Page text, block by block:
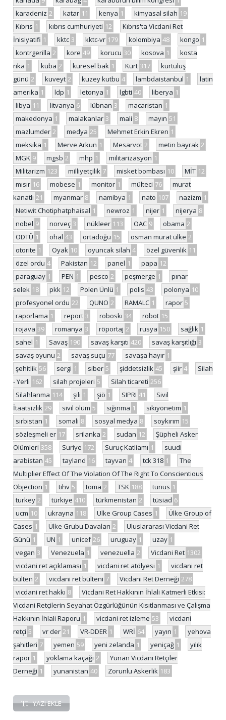
karadeniz 2 katar 11 kenya 1 kimyasal silah 19
Kıbrıs 1 kıbrıs cumhuriyeti 12
Kıbrıs'ta Vicdani Ret
İnisiyatifi 1 kktc 3 kktc-vr 179 kolombiya 48 kongo 1
kontrgerilla 2 kore 49 korucu 30 kosova 1
kosta
rika 1 küba 2 küresel bak 1 Kürt 317
kurtuluş
günü 2 kuveyt 2 kuzey kutbu 4 lambdaistanbul 1
latin
amerika 1 ldp 1 letonya 1 lgbti 40 liberya 1
libya 11 litvanya 6 lübnan 3 macaristan 1
makedonya 1 malakanlar 3 mali 8 mayın 51
mazlumder 2 medya 25 Mehmet Erkin Ekren 1
meksika 1 Merve Arkun 1 Mesarvot 2 metin bayrak 2
MGK 9 mgsb 2 mhp 1 militarizasyon 1
Militarizm 123 milliyetçilik 7 misket bombası 10 MİT 12
mısır 16 mobese 1 monitor 1 mülteci 76
murat
kanatlı 21 myanmar 8 namibya 1 nato 107 nazizm 1
Netiwit Chotiphatphaisal 1 newroz 1 nijer 1 nijerya 8
nobel 9 norveç 3 nükleer 113 OAC 9 obama 2
ODTÜ 1 ohal 43 ortadoğu 15 osman murat ülke 2
otorite 1 Oyak 10 oyuncak silah 4 özel güvenlik 11
özel ordu 4 Pakistan 12 panel 1 papa 12
paraguay 1 PEN 1 pesco 2 peşmerge 1
pınar
selek 18 pkk 12 Polen Ünlü 1 polis 43 polonya 10
profesyonel ordu 22 QUNO 2 RAMALC 1 rapor 5
raporlama 1 report 3 roboski 34 robot 15
rojava 39 romanya 3 röportaj 2 rusya 150 sağlık 1
sahel 1 Savaş 190 savaş karşıtı 420 savaş karşıtlığı 3
savaş oyunu 2 savaş suçu 77 savaşa hayır 1
şehitlik 56 sergi 1 siber 5 şiddetsizlik 45 şiir 4
Silah
- Yerli 162 silah projeleri 5 Silah ticareti 256
Silahlanma 114 şili 1 şiö 1 SIPRI 41
Sivil
İtaatsizlik 29 sivil ölüm 5 sığınma 1 sıkıyönetim 1
sırbistan 1 somali 8 sosyal medya 8 soykırım 15
sözleşmeli er 17 srilanka 2 sudan 12
Şüpheli Asker
Ölümleri 358 Suriye 172 Suruç Katliamı 1
suudi
arabistan 45 tayland 16 tayvan 4 tck 318 1
The
Multiplier Effect Of The Violation Of The Right To Conscientious
Objection 1 tihv 5 toma 2 TSK 188 tunus 1
turkey 2 türkiye 410 türkmenistan 2 tüsiad 6
ucm 10 ukrayna 118 Ulke Group Cases 1
Ülke Group of
Cases 1 Ülke Grubu Davaları 2
Uluslararası Vicdani Ret
Günü 1 UN 1 unicef 26 uruguay 1 uzay 1
vegan 3 Venezuela 1 venezuella 2 Vicdani Ret 1302
vicdani ret açıklaması 1 vicdani ret atölyesi 1
vicdani ret
bülten 2 vicdani ret bülteni 7 Vicdani Ret Derneği 278
vicdani ret hakkı 8
Vicdani Ret Hakkının İhlali Katmerli Etkisi:
Vicdani Retçilerin Seyahat Özgürlüğünün Kısıtlanması ve Çalışma
Hakkının İhlali Raporu 1 vicdani ret izleme 53
vicdani
retçi 5 vr der 21 VR-DDER 1 WRİ 64 yayın 1
yehova
şahitleri 7 yemen 59 yeni zelanda 1 yeniçağ 1
yılık
rapor 1 yoklama kaçağı 2
Yunan Vicdani Retçiler
Derneği 1 yunanistan 40 Zorunlu Askerlik 183
YAZI EKLE